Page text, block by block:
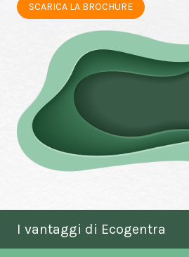
SCARICA LA BROCHURE
I vantaggi di Ecogentra